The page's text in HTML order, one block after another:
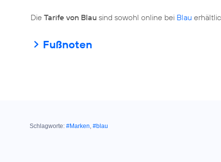
Die Tarife von Blau sind sowohl online bei Blau
Fußnoten
Schlagworte: #Marken, #blau